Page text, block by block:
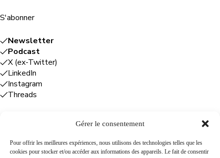
Gérer le consentement
Pour offrir les meilleures expériences, nous utilisons des technologies telles que les
cookies pour stocker et/ou accéder aux informations des appareils. Le fait de consentir
S'abonner
Newsletter
Podcast
X (ex-Twitter)
LinkedIn
Instagram
Threads